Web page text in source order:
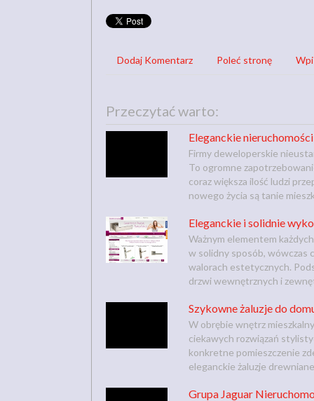
Dodaj Komentarz Poleć stronę
Przeczytać warto:
Eleganckie
Firmy deweloperskie
To ogromne
coraz większa ilość ludzi
nowego życia są tanie
Eleganckie i solidnie
Ważnym elementem
w solidny sposób, wówczas
walorach estetycznych.
drzwi wewnętrznych i
Szykowne żaluzje do
W obrębie wnętrz
ciekawych rozwiązań
konkretne pomieszczenie
eleganckie żaluzje
Grupa Jaguar